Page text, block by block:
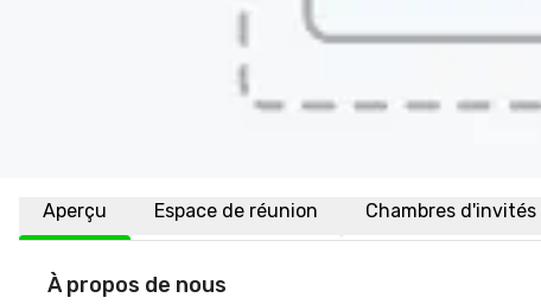
Aperçu Espace de réunion Chambres d'invités
À propos de nous